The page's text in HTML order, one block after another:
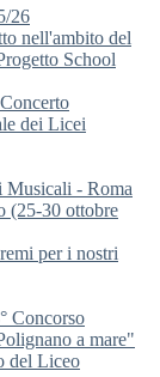
26
nell'ambito del
School
dei Licei
Musicali - Roma
(25-30 ottobre
per i nostri
Concorso
a mare"
del Liceo